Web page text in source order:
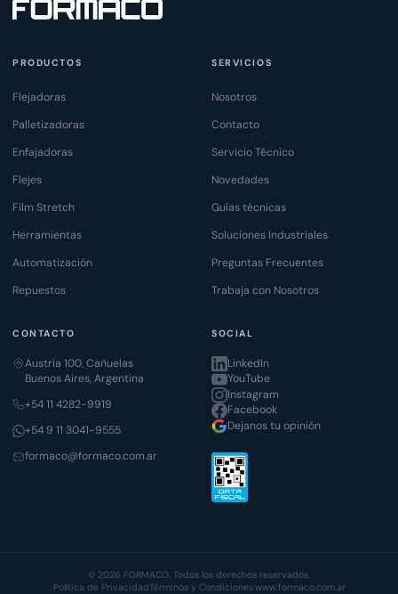
PRODUCTOS
Flejadoras
Palletizadoras
Enfajadoras
Flejes
Film Stretch
Herramientas
Automatización
Repuestos
SERVICIOS
Nosotros
Contacto
Servicio Técnico
Novedades
Guías técnicas
Soluciones Industriales
Preguntas Frecuentes
Trabaja con Nosotros
CONTACTO
Austria 100, Cañuelas
Buenos Aires, Argentina
+54 11 4282-9919
+54 9 11 3041-9555
formaco@formaco.com.ar
SOCIAL
LinkedIn
YouTube
Instagram
Facebook
Dejanos tu opinión
© 2026 FORMACO. Todos los derechos reservados.
Política de Privacidad Términos y Condiciones|www.formaco.com.ar